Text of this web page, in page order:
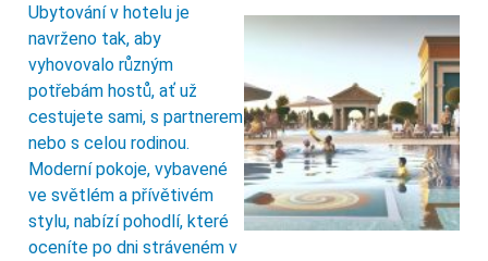
Ubytování v hotelu je
navrženo tak, aby
vyhovovalo různým
potřebám hostů, ať už
cestujete sami, s partnerem
nebo s celou rodinou.
Moderní pokoje, vybavené
ve světlém a přívětivém
stylu, nabízí pohodlí, které
oceníte po dni stráveném v